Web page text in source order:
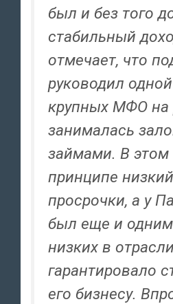
был и без того
стабильный
отмечает, что
руководил
крупных МФО на
занималась
займами. В этом
принципе
просрочки, а у
был еще и
низких в
гарантировало
его бизнесу.